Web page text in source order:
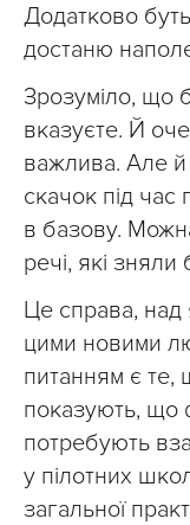
Додатково буть
достаню
Зрозуміло, що
вказуєте. Й
важлива. Але й
скачок під час
в базову.
речі, які
Це справа,
цими новими
питанням є те,
показують, що
потребують
у пілотних
загальної